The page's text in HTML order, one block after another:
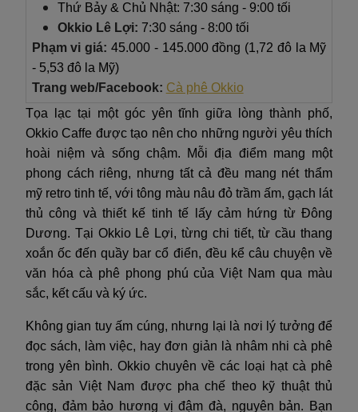
Thứ Bảy & Chủ Nhật: 7:30 sáng - 9:00 tối
Okkio Lê Lợi: 7:30 sáng - 8:00 tối
Phạm vi giá: 45.000 - 145.000 đồng (1,72 đô la Mỹ
- 5,53 đô la Mỹ)
Trang web/Facebook: Cà phê Okkio
Tọa lạc tại một góc yên tĩnh giữa lòng thành phố,
Okkio Caffe được tạo nên cho những người yêu thích
hoài niệm và sống chậm. Mỗi địa điểm mang một
phong cách riêng, nhưng tất cả đều mang nét thẩm
mỹ retro tinh tế, với tông màu nâu đỏ trầm ấm, gạch lát
thủ công và thiết kế tinh tế lấy cảm hứng từ Đông
Dương. Tại Okkio Lê Lợi, từng chi tiết, từ cầu thang
xoắn ốc đến quầy bar cổ điển, đều kể câu chuyện về
văn hóa cà phê phong phú của Việt Nam qua màu
sắc, kết cấu và ký ức.
Không gian tuy ấm cúng, nhưng lại là nơi lý tưởng để
đọc sách, làm việc, hay đơn giản là nhâm nhi cà phê
trong yên bình. Okkio chuyên về các loại hạt cà phê
đặc sản Việt Nam được pha chế theo kỹ thuật thủ
công, đảm bảo hương vị đậm đà, nguyên bản. Bạn